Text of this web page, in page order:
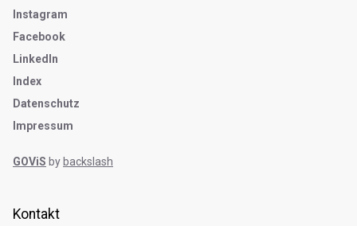
Kontakt
Instagram
Facebook
LinkedIn
Index
Datenschutz
Impressum
GOViS by backslash